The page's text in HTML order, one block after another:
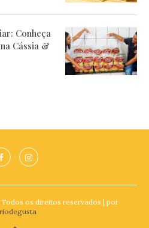
Conheça
Cássia &
Todos os direitos reservados | por